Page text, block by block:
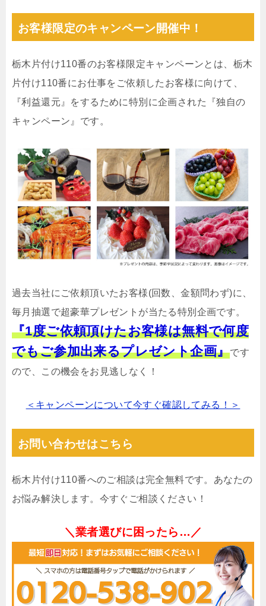
お客様限定のキャンペーン開催中！
栃木片付け110番のお客様限定キャンペーンとは、栃木
片付け110番にお仕事をご依頼したお客様に向けて、
『利益還元』をするために特別に企画された『独自の
キャンペーン』です。
過去当社にご依頼頂いたお客様(回数、金額問わず)に、
毎月抽選で超豪華プレゼントが当たる特別企画です。
『1度ご依頼頂けたお客様は無料で何度
でもご参加出来るプレゼント企画』です
ので、この機会をお見逃しなく！
＜キャンペーンについて今すぐ確認してみる！＞
お問い合わせはこちら
栃木片付け110番へのご相談は完全無料です。あなたの
お悩み解決します。今すぐご相談ください！
＼業者選びに困ったら…／